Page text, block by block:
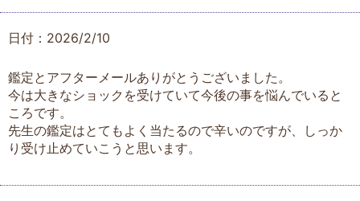
日付：2026/2/10
鑑定とアフターメールありがとうございました。
今は大きなショックを受けていて今後の事を悩んでいると
ころです。
先生の鑑定はとてもよく当たるので辛いのですが、しっか
り受け止めていこうと思います。